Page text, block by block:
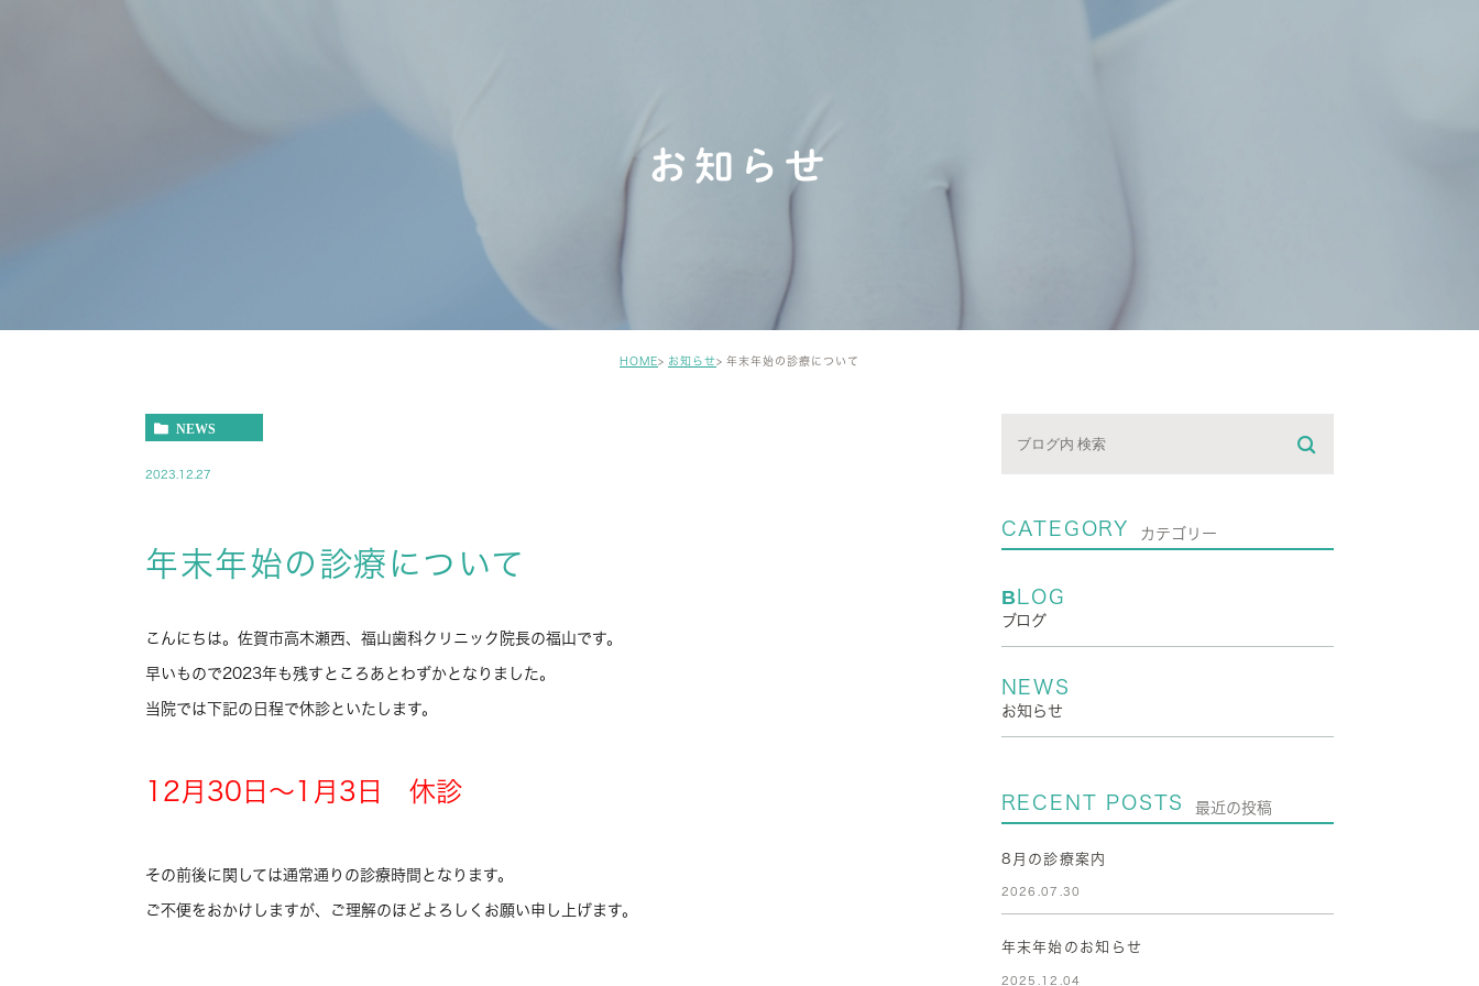
お知らせ
HOME お知らせ 年末年始の診療について
NEWS
2023.12.27
年末年始の診療について
こんにちは。佐賀市高木瀬西、福山歯科クリニック院長の福山です。
早いもので2023年も残すところあとわずかとなりました。
当院では下記の日程で休診といたします。
12月30日～1月3日 休診
その前後に関しては通常通りの診療時間となります。
ご不便をおかけしますが、ご理解のほどよろしくお願い申し上げます。
CATEGORY カテゴリー
BLOG
ブログ
NEWS
お知らせ
RECENT POSTS 最近の投稿
8月の診療案内
2026.07.30
年末年始のお知らせ
2025.12.04